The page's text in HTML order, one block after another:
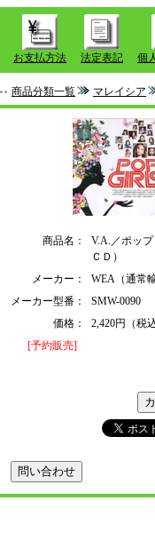
お支払方法 法定表記 個
商品分類一覧 マレイシア
商品名：
V.A.／ポッ
ＣＤ）
メーカー：
WEA（通常
メーカー型番：
SMW-0090
価格：
2,420円（税
[予約販売]